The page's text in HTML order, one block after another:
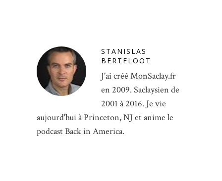
STANISLAS
BERTELOOT
J'ai créé MonSaclay.fr
en 2009. Saclaysien de
2001 à 2016. Je vie
aujourd'hui à Princeton, NJ et anime le
podcast Back in America.